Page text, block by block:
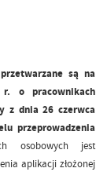
są na
o pracownikach
z dnia 26 czerwca
przeprowadzenia
osobowych jest
aplikacji złożonej